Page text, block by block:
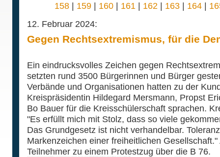
158| 159| 160| 161 | 162 | 163| 164|
12. Februar 2024:
Gegen Rechtsextremismus, für die
Ein eindrucksvolles Zeichen gegen
setzten rund 3500 Bürgerinnen und Bürger
Verbände und Organisationen hatten zu der
Kreispräsidentin Hildegard Mersmann, Propst
Bo Bauer für die Kreisschülerschaft sprachen.
"Es erfüllt mich mit Stolz, dass so viele
Das Grundgesetz ist nicht verhandelbar.
Markenzeichen einer freiheitlichen
Teilnehmer zu einem Protestzug über die B 76.